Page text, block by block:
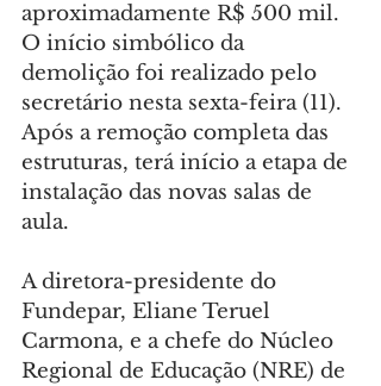
aproximadamente R$ 500 mil.
O início simbólico da
demolição foi realizado pelo
secretário nesta sexta-feira (11).
Após a remoção completa das
estruturas, terá início a etapa de
instalação das novas salas de
aula.
A diretora-presidente do
Fundepar, Eliane Teruel
Carmona, e a chefe do Núcleo
Regional de Educação (NRE) de